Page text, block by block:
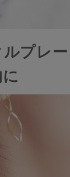
プレー